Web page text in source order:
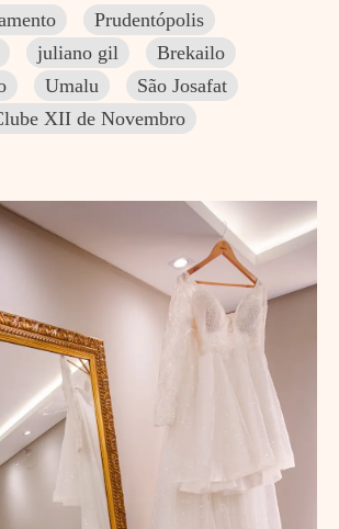
Prudentópolis
juliano gil
Brekailo
Umalu
São Josafat
XII de Novembro